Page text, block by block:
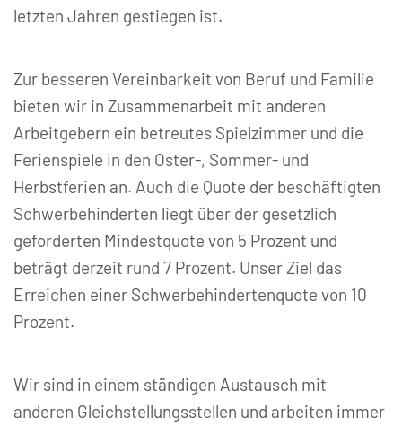
letzten Jahren gestiegen ist.
Zur besseren Vereinbarkeit von Beruf und Familie
bieten wir in Zusammenarbeit mit anderen
Arbeitgebern ein betreutes Spielzimmer und die
Ferienspiele in den Oster-, Sommer- und
Herbstferien an. Auch die Quote der beschäftigten
Schwerbehinderten liegt über der gesetzlich
geforderten Mindestquote von 5 Prozent und
beträgt derzeit rund 7 Prozent. Unser Ziel das
Erreichen einer Schwerbehindertenquote von 10
Prozent.
Wir sind in einem ständigen Austausch mit
anderen Gleichstellungsstellen und arbeiten immer